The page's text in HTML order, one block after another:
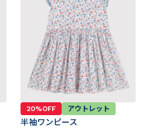
20%OFF アウトレット
半袖ワンピース